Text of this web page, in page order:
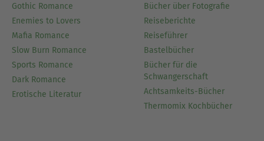
Gothic Romance
Enemies to Lovers
Mafia Romance
Slow Burn Romance
Sports Romance
Dark Romance
Erotische Literatur
Bücher über Fotografie
Reiseberichte
Reiseführer
Bastelbücher
Bücher für die
Schwangerschaft
Achtsamkeits-Bücher
Thermomix Kochbücher